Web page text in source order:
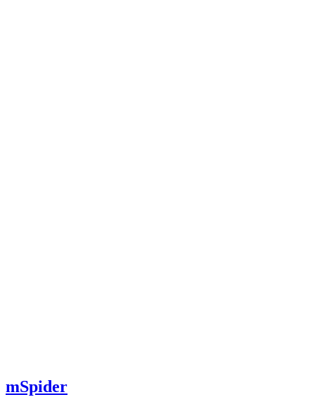
mSpider